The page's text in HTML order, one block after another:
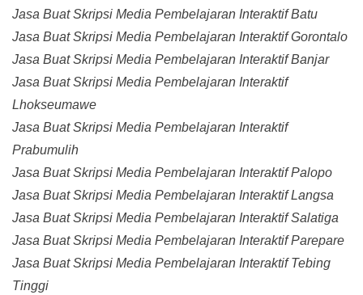
Jasa Buat Skripsi Media Pembelajaran Interaktif Batu
Jasa Buat Skripsi Media Pembelajaran Interaktif Gorontalo
Jasa Buat Skripsi Media Pembelajaran Interaktif Banjar
Jasa Buat Skripsi Media Pembelajaran Interaktif
Lhokseumawe
Jasa Buat Skripsi Media Pembelajaran Interaktif
Prabumulih
Jasa Buat Skripsi Media Pembelajaran Interaktif Palopo
Jasa Buat Skripsi Media Pembelajaran Interaktif Langsa
Jasa Buat Skripsi Media Pembelajaran Interaktif Salatiga
Jasa Buat Skripsi Media Pembelajaran Interaktif Parepare
Jasa Buat Skripsi Media Pembelajaran Interaktif Tebing
Tinggi